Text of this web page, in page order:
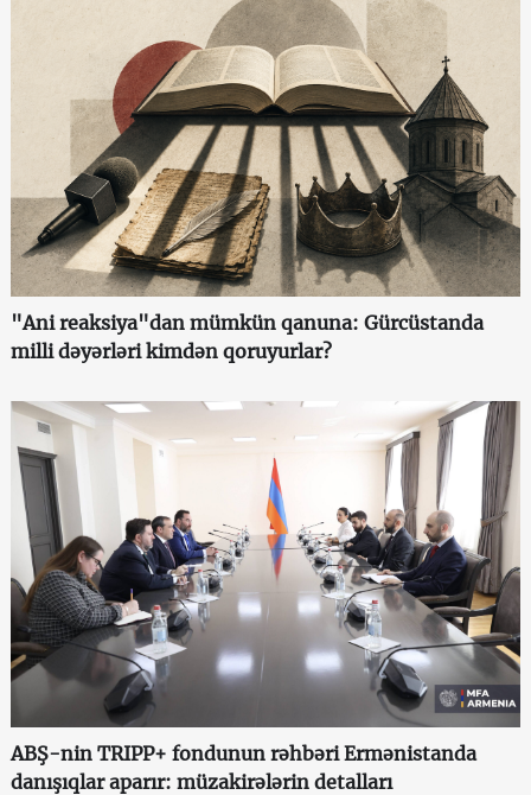
"Ani reaksiya"dan mümkün qanuna: Gürcüstanda
milli dəyərləri kimdən qoruyurlar?
ABŞ-nin TRIPP+ fondunun rəhbəri Ermənistanda
danışıqlar aparır: müzakirələrin detalları